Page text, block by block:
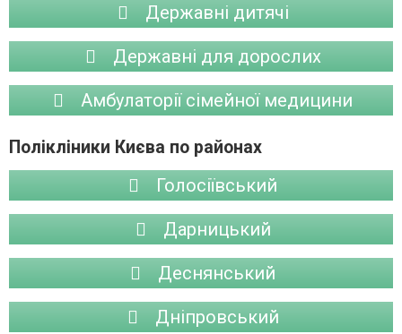
Державні дитячі
Державні для дорослих
Амбулаторії сімейної медицини
Полікліники Києва по районах
Голосіївський
Дарницький
Деснянський
Дніпровський